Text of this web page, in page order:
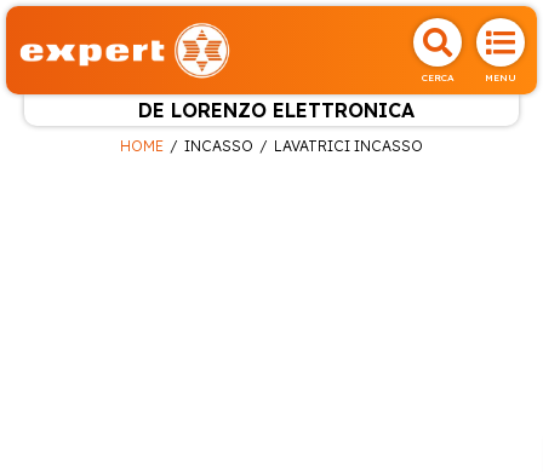
CERCA MENU
DE LORENZO ELETTRONICA
HOME INCASSO LAVATRICI INCASSO